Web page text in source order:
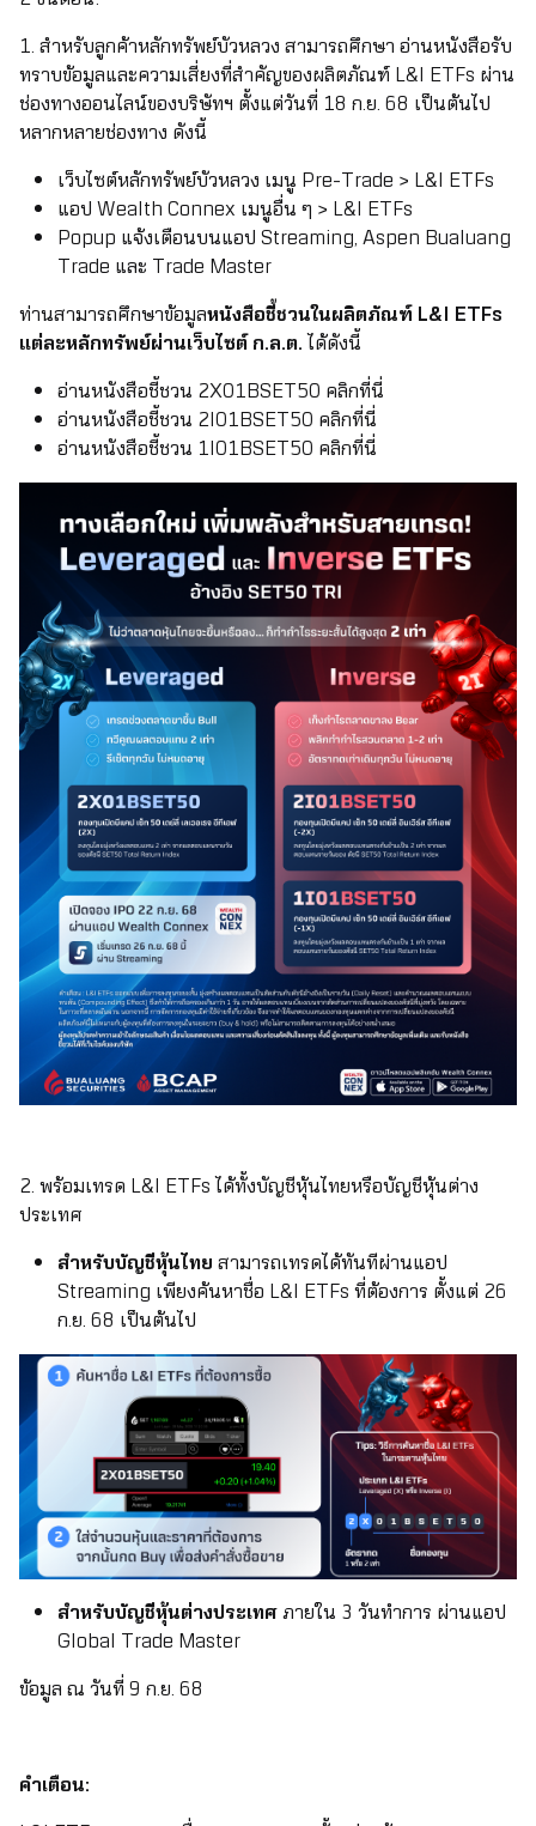
1. สำหรับลูกค้าหลักทรัพย์บัวหลวง สามารถศึกษา อ่านหนังสือรับ
ทราบข้อมูลและความเสี่ยงที่สำคัญของผลิตภัณฑ์ L&I ETFs ผ่าน
ช่องทางออนไลน์ของบริษัทฯ ตั้งแต่วันที่ 18 ก.ย. 68 เป็นต้นไป
หลากหลายช่องทาง ดังนี้
เว็บไซต์หลักทรัพย์บัวหลวง เมนู Pre-Trade > L&I ETFs
แอป Wealth Connex เมนูอื่น ๆ > L&I ETFs
Popup แจ้งเตือนบนแอป Streaming, Aspen Bualuang
Trade และ Trade Master
ท่านสามารถศึกษาข้อมูลหนังสือชี้ชวนในผลิตภัณฑ์ L&I ETFs
แต่ละหลักทรัพย์ผ่านเว็บไซต์ ก.ล.ต.ได้ดังนี้
อ่านหนังสือชี้ชวน 2X01BSET50 คลิกที่นี่
อ่านหนังสือชี้ชวน 2I01BSET50 คลิกที่นี่
อ่านหนังสือชี้ชวน 1I01BSET50 คลิกที่นี่
2. พร้อมเทรด L&I ETFs ได้ทั้งบัญชีหุ้นไทยหรือบัญชีหุ้นต่าง
ประเทศ
สำหรับบัญชีหุ้นไทยสามารถเทรดได้ทันทีผ่านแอป
Streaming เพียงค้นหาชื่อ L&I ETFs ที่ต้องการ ตั้งแต่ 26
ก.ย. 68 เป็นต้นไป
สำหรับบัญชีหุ้นต่างประเทศภายใน 3 วันทำการ ผ่านแอป
Global Trade Master
ข้อมูล ณ วันที่ 9 ก.ย. 68
คำเตือน: